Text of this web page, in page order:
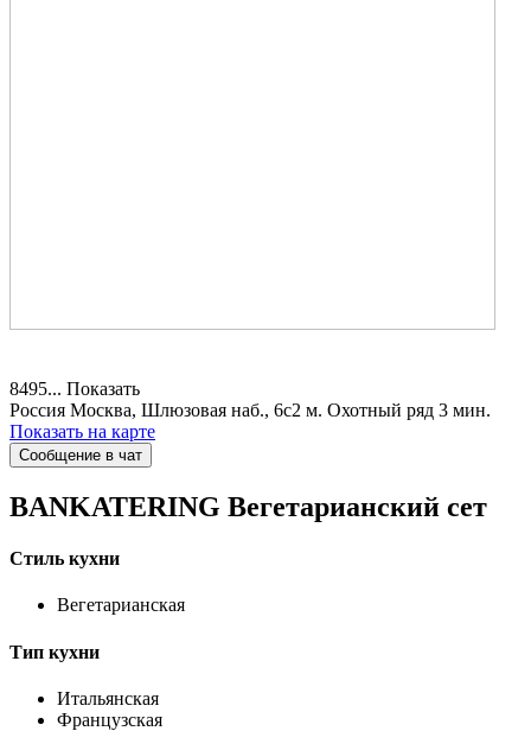
8495... Показать
Россия Москва, Шлюзовая наб., 6c2 м. Охотный ряд 3 мин.
Показать на карте
Сообщение в чат
BANKATERING Вегетарианский сет
Стиль кухни
Вегетарианская
Тип кухни
Итальянская
Французская